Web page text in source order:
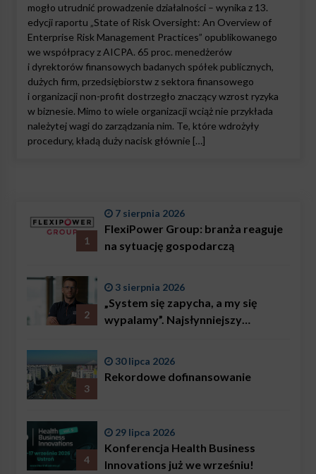
mogło utrudnić prowadzenie działalności – wynika z 13.
edycji raportu „State of Risk Oversight: An Overview of
Enterprise Risk Management Practices” opublikowanego
we współpracy z AICPA. 65 proc. menedżerów
i dyrektorów finansowych badanych spółek publicznych,
dużych firm, przedsiębiorstw z sektora finansowego
i organizacji non-profit dostrzegło znaczący wzrost ryzyka
w biznesie. Mimo to wiele organizacji wciąż nie przykłada
należytej wagi do zarządzania nim. Te, które wdrożyły
procedury, kładą duży nacisk głównie […]
1
7 sierpnia 2026
FlexiPower Group: branża reaguje
na sytuację gospodarczą
2
3 sierpnia 2026
„System się zapycha, a my się
wypalamy”. Najsłynniejszy
problemem są nie tylko choroby
3
30 lipca 2026
Rekordowe dofinansowanie
4
29 lipca 2026
Konferencja Health Business
Innovations już we wrześniu!